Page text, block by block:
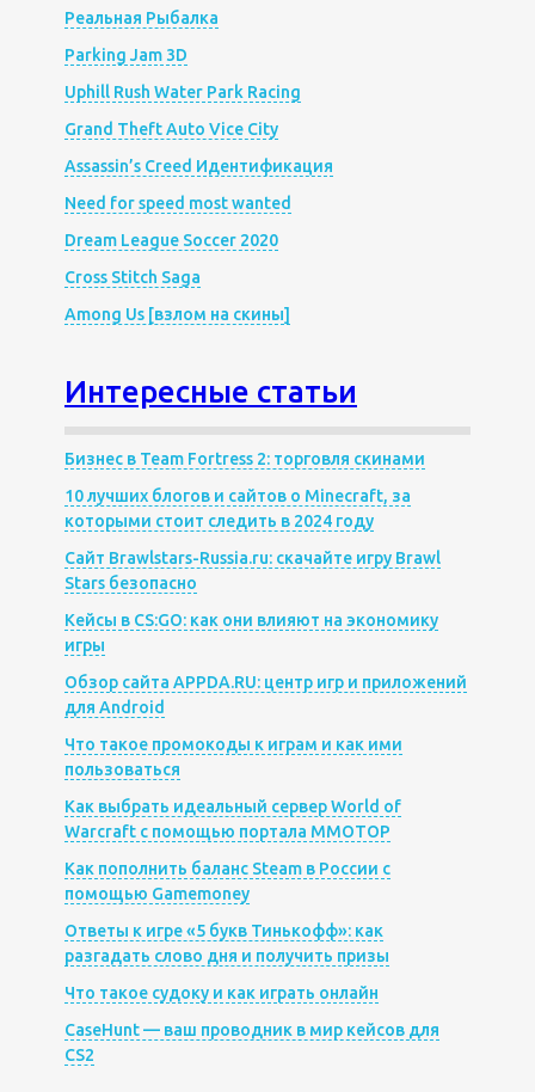
Реальная Рыбалка
Parking Jam 3D
Uphill Rush Water Park Racing
Grand Theft Auto Vice City
Assassin’s Creed Идентификация
Need for speed most wanted
Dream League Soccer 2020
Cross Stitch Saga
Among Us [взлом на скины]
Интересные статьи
Бизнес в Team Fortress 2: торговля скинами
10 лучших блогов и сайтов о Minecraft, за
которыми стоит следить в 2024 году
Сайт Brawlstars-Russia.ru: скачайте игру Brawl
Stars безопасно
Кейсы в CS:GO: как они влияют на экономику
игры
Обзор сайта APPDA.RU: центр игр и приложений
для Android
Что такое промокоды к играм и как ими
пользоваться
Как выбрать идеальный сервер World of
Warcraft с помощью портала MMOTOP
Как пополнить баланс Steam в России с
помощью Gamemoney
Ответы к игре «5 букв Тинькофф»: как
разгадать слово дня и получить призы
Что такое судоку и как играть онлайн
CaseHunt — ваш проводник в мир кейсов для
CS2